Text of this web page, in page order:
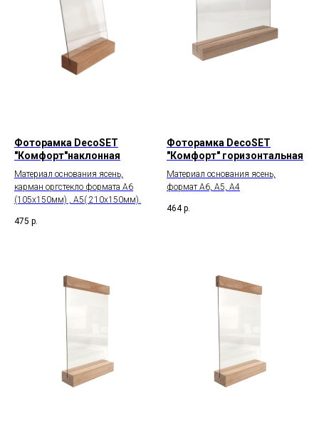
Фоторамка DecoSET
"Комфорт"наклонная
Материал основания ясень,
карман оргстекло формата А6
(105х150мм) , А5( 210х150мм).
475 р.
Фоторамка DecoSET
"Комфорт" горизонтальная
Материал основания ясень,
формат А6, А5, А4
464 р.